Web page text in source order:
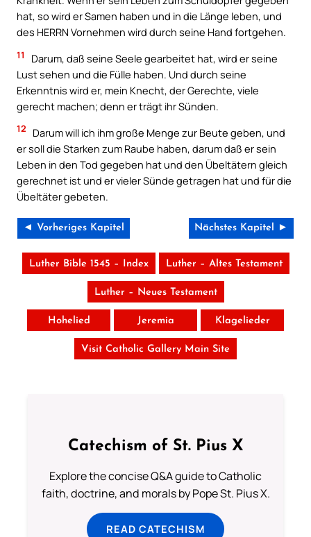
hat, so wird er Samen haben und in die Länge leben, und
des HERRN Vornehmen wird durch seine Hand fortgehen.
11
Darum, daß seine Seele gearbeitet hat, wird er seine
Lust sehen und die Fülle haben. Und durch seine
Erkenntnis wird er, mein Knecht, der Gerechte, viele
gerecht machen; denn er trägt ihr Sünden.
12
Darum will ich ihm große Menge zur Beute geben, und
er soll die Starken zum Raube haben, darum daß er sein
Leben in den Tod gegeben hat und den Übeltätern gleich
gerechnet ist und er vieler Sünde getragen hat und für die
Übeltäter gebeten.
◄ Vorheriges Kapitel Nächstes Kapitel ►
Luther Bible 1545 – Index Luther – Altes Testament
Luther – Neues Testament
Hohelied Jeremia Klagelieder
Visit Catholic Gallery Main Site
Catechism of St. Pius X
Explore the concise Q&A guide to Catholic
faith, doctrine, and morals by Pope St. Pius X.
READ CATECHISM